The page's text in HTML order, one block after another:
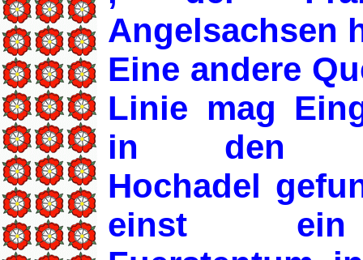
Angelsachsen
Eine andere
Linie mag
in den
Hochadel
einst ein